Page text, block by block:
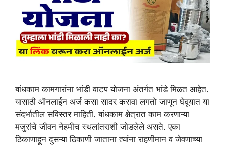
बांधकाम कामगारांना भांडी वाटप योजना अंतर्गत भांडे मिळत आहेत.
यासाठी ऑनलाईन अर्ज कसा सादर करावा लगतो जाणून घेवूयात या
संदर्भातील सविस्तर माहिती. बांधकाम क्षेत्रात काम करणाऱ्या
मजुरांचे जीवन नेहमीच स्थलांतराशी जोडलेले असते. एका
ठिकाणाहून दुसऱ्या ठिकाणी जाताना त्यांना राहणीमान व जेवणाच्या